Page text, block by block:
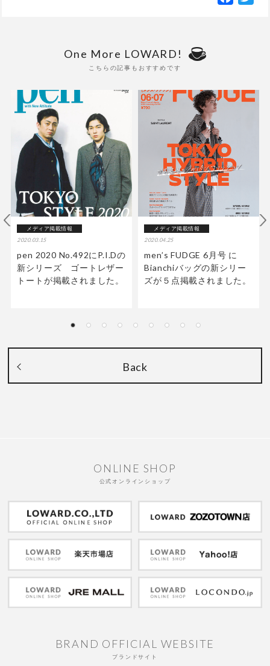
One More LOWARD!
こちらの記事もおすすめです
メディア掲載情報
2020.03.15
pen 2020 No.492にP.I.Dの
新シリーズ ゴートレザー
トートが掲載されました。
メディア掲載情報
2020.04.25
men’s FUDGE 6月号 に
Bianchiバッグの新シリー
ズが５点掲載されました。
Back
ONLINE SHOP
公式オンラインショップ
BRAND OFFICIAL WEBSITE
ブランドサイト